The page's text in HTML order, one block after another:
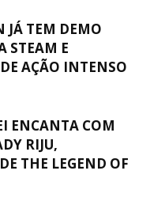
JÁ TEM DEMO
STEAM E
AÇÃO INTENSO
ENCANTA COM
RIJU,
THE LEGEND OF